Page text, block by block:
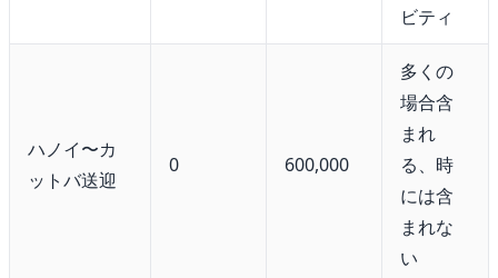
ビティ
ハノイ〜カ
ットバ送迎
0 600,000
多くの
場合含
まれ
る、時
には含
まれな
い